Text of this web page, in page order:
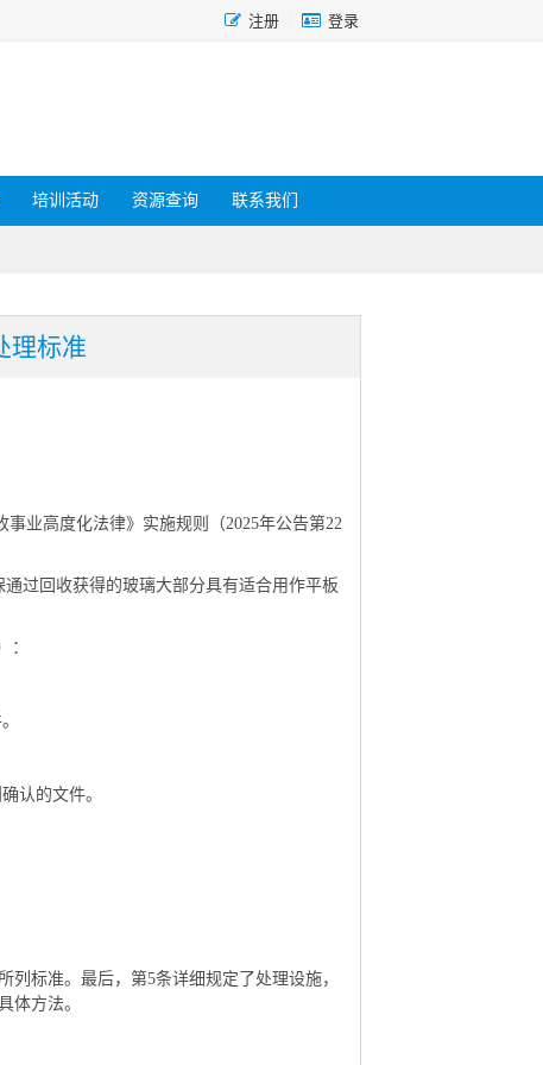
注册 登录
培训活动 资源查询 联系我们
理标准
业高度化法律》实施规则（2025年公告第22
过回收获得的玻璃大部分具有适合用作平板
：
认的文件。
标准。最后，第5条详细规定了处理设施，
体方法。